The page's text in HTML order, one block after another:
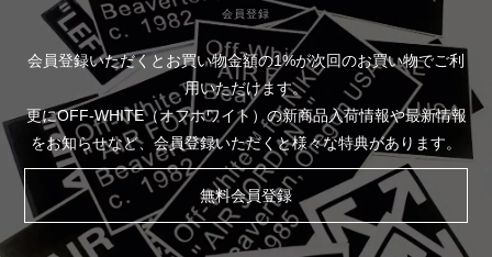
会員登録
会員登録いただくとお買い物金額の1%が次回のお買い物でご利
用いただけます。
更にOFF-WHITE（オフホワイト）の新商品入荷情報や最新情報
をお知らせなど、会員登録いただくと様々な特典があります。
無料会員登録